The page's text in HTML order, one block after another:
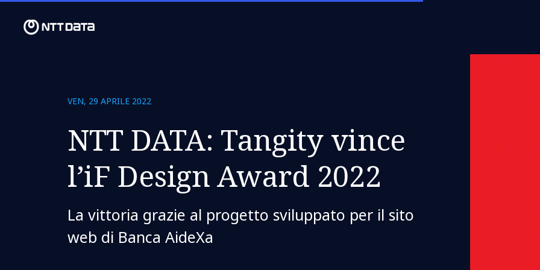
VEN, 29 APRILE 2022
NTT DATA: Tangity vince
l’iF Design Award 2022
La vittoria grazie al progetto sviluppato per il sito
web di Banca AideXa